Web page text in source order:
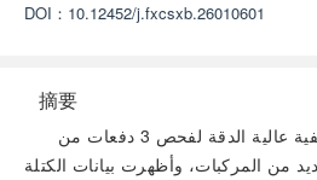
DOI： 10.12452/j.fxcsxb.26010601
摘要
تم استخدام الكتلة الطيفية عالية الدقة لفحص 3 دفعات من
من المركبات، وأظهرت بيانات الكتلة